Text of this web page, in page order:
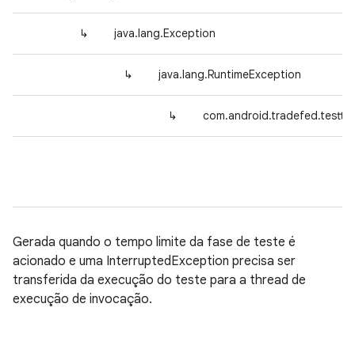
↳ java.lang.Exception
↳ java.lang.RuntimeException
↳
Gerada quando o tempo limite da fase de teste é
acionado e uma InterruptedException precisa ser
transferida da execução do teste para a thread de
execução de invocação.